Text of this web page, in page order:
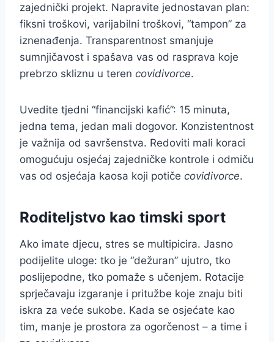
zajednički projekt. Napravite jednostavan plan:
fiksni troškovi, varijabilni troškovi, “tampon” za
iznenađenja. Transparentnost smanjuje
sumnjičavost i spašava vas od rasprava koje
prebrzo skliznu u teren covidivorce.
Uvedite tjedni “financijski kafić”: 15 minuta,
jedna tema, jedan mali dogovor. Konzistentnost
je važnija od savršenstva. Redoviti mali koraci
omogućuju osjećaj zajedničke kontrole i odmiču
vas od osjećaja kaosa koji potiče covidivorce.
Roditeljstvo kao timski sport
Ako imate djecu, stres se multipicira. Jasno
podijelite uloge: tko je “dežuran” ujutro, tko
poslijepodne, tko pomaže s učenjem. Rotacije
sprječavaju izgaranje i pritužbe koje znaju biti
iskra za veće sukobe. Kada se osjećate kao
tim, manje je prostora za ogorčenost – a time i